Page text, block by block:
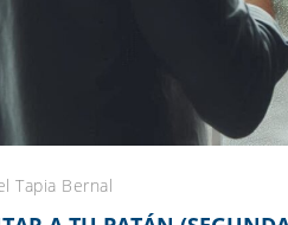
Tapia Bernal